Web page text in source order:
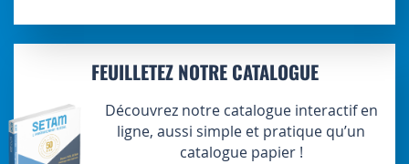
FEUILLETEZ NOTRE CATALOGUE
Découvrez notre catalogue interactif en
ligne, aussi simple et pratique qu’un
catalogue papier !